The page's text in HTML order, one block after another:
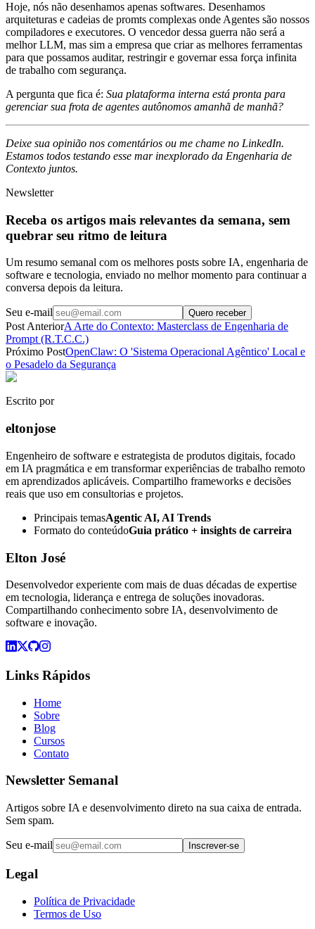
Hoje, nós não desenhamos apenas softwares. Desenhamos
arquiteturas e cadeias de promts complexas onde Agentes são nossos
compiladores e executores. O vencedor dessa guerra não será a
melhor LLM, mas sim a empresa que criar as melhores ferramentas
para que possamos auditar, restringir e governar essa força infinita
de trabalho com segurança.
A pergunta que fica é: Sua plataforma interna está pronta para
gerenciar sua frota de agentes autônomos amanhã de manhã?
Deixe sua opinião nos comentários ou me chame no LinkedIn.
Estamos todos testando esse mar inexplorado da Engenharia de
Contexto juntos.
Newsletter
Receba os artigos mais relevantes da semana, sem
quebrar seu ritmo de leitura
Um resumo semanal com os melhores posts sobre IA, engenharia de
software e tecnologia, enviado no melhor momento para continuar a
conversa depois da leitura.
Seu e-mail Quero receber
Post AnteriorA Arte do Contexto: Masterclass de Engenharia de
Prompt (R.T.C.C.)
Próximo PostOpenClaw: O 'Sistema Operacional Agêntico' Local e
o Pesadelo da Segurança
Escrito por
eltonjose
Engenheiro de software e estrategista de produtos digitais, focado
em IA pragmática e em transformar experiências de trabalho remoto
em aprendizados aplicáveis. Compartilho frameworks e decisões
reais que uso em consultorias e projetos.
Principais temasAgentic AI, AI Trends
Formato do conteúdoGuia prático + insights de carreira
Elton José
Desenvolvedor experiente com mais de duas décadas de expertise
em tecnologia, liderança e entrega de soluções inovadoras.
Compartilhando conhecimento sobre IA, desenvolvimento de
software e inovação.
Links Rápidos
Home
Sobre
Blog
Cursos
Contato
Newsletter Semanal
Artigos sobre IA e desenvolvimento direto na sua caixa de entrada.
Sem spam.
Seu e-mail Inscrever-se
Legal
Política de Privacidade
Termos de Uso